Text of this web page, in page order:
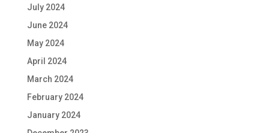
July 2024
June 2024
May 2024
April 2024
March 2024
February 2024
January 2024